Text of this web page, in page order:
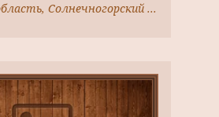
Московская область, Солнечногорский район, г. Солнечногорск, Красная ул., 84